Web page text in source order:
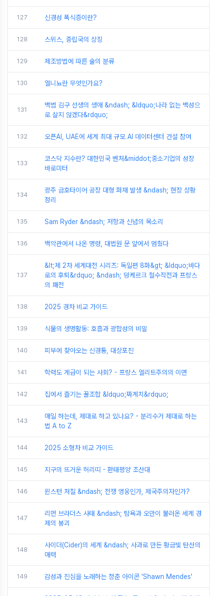
127 신경성 폭식증이란?
128 스위스, 중립국의 상징
129 제조방법에 따른 술의 분류
130 엘니뇨란 무엇인가요?
131
백범 김구 선생의 생애 &ndash; &ldquo;나라 없는 백성으
로 살지 않겠다&rdquo;
132 오픈AI, UAE에 세계 최대 규모 AI 데이터센터 건설 참여
133
코스닥 지수란? 대한민국 벤처&middot;중소기업의 성장
바로미터
134
광주 금호타이어 공장 대형 화재 발생 &ndash; 현장 상황
정리
135 Sam Ryder &ndash; 저항과 신념의 목소리
136 백악관에서 나온 명령, 대법원 문 앞에서 멈췄다
137
&lt;제 2차 세계대전 시리즈: 독일편 8화&gt; &ldquo;바다
로의 후퇴&rdquo; &ndash; 덩케르크 철수작전과 프랑스
의 패전
138 2025 경차 비교 가이드
139 식물의 생명활동: 호흡과 광합성의 비밀
140 피부에 찾아오는 신경통, 대상포진
141 학력도 계급이 되는 사회? - 프랑스 엘리트주의의 이면
142 집에서 즐기는 꿀조합 &ldquo;짜계치&rdquo;
143
매일 하는데, 제대로 하고 있나요? - 분리수거 제대로 하는
법 A to Z
144 2025 소형차 비교 가이드
145 지구의 뜨거운 허리띠 - 환태평양 조산대
146 윈스턴 처칠 &ndash; 전쟁 영웅인가, 제국주의자인가?
147
리먼 브라더스 사태 &ndash; 탐욕과 오만이 불러온 세계 경
제의 붕괴
148
사이더(Cider)의 세계 &ndash; 사과로 만든 황금빛 탄산의
매력
149 감성과 진심을 노래하는 청춘 아이콘 'Shawn Mendes'